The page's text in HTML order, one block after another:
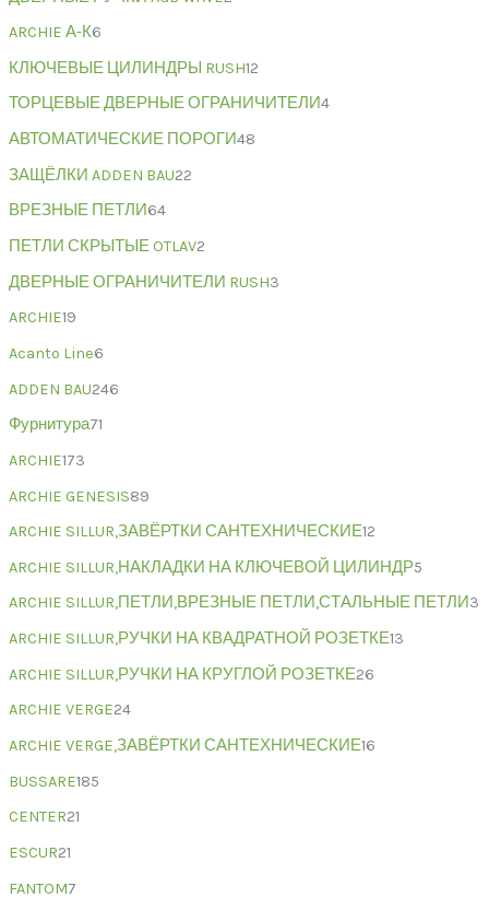
ARCHIE А-К6
КЛЮЧЕВЫЕ ЦИЛИНДРЫ RUSH12
ТОРЦЕВЫЕ ДВЕРНЫЕ ОГРАНИЧИТЕЛИ4
АВТОМАТИЧЕСКИЕ ПОРОГИ48
ЗАЩЁЛКИ ADDEN BAU22
ВРЕЗНЫЕ ПЕТЛИ64
ПЕТЛИ СКРЫТЫЕ OTLAV2
ДВЕРНЫЕ ОГРАНИЧИТЕЛИ RUSH3
ARCHIE19
Acanto Line6
ADDEN BAU246
Фурнитура71
ARCHIE173
ARCHIE GENESIS89
ARCHIE SILLUR,ЗАВЁРТКИ САНТЕХНИЧЕСКИЕ12
ARCHIE SILLUR,НАКЛАДКИ НА КЛЮЧЕВОЙ ЦИЛИНДР5
ARCHIE SILLUR,ПЕТЛИ,ВРЕЗНЫЕ ПЕТЛИ,СТАЛЬНЫЕ ПЕТЛИ3
ARCHIE SILLUR,РУЧКИ НА КВАДРАТНОЙ РОЗЕТКЕ13
ARCHIE SILLUR,РУЧКИ НА КРУГЛОЙ РОЗЕТКЕ26
ARCHIE VERGE24
ARCHIE VERGE,ЗАВЁРТКИ САНТЕХНИЧЕСКИЕ16
BUSSARE185
CENTER21
ESCUR21
FANTOM7